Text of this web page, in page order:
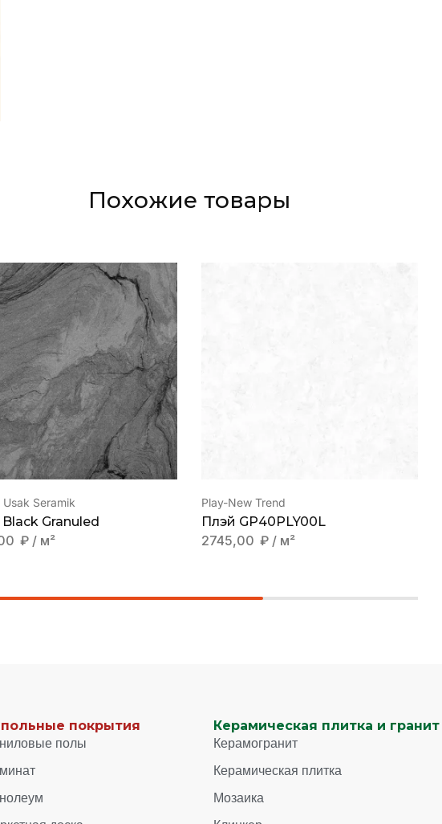
Похожие товары
Seramik
Granuled
₽ / м²
Play-New Trend
Плэй GP40PLY00L
2745,00 ₽ / м²
покрытия
полы
Керамическая плитка и гранит
Керамогранит
Керамическая плитка
Мозаика